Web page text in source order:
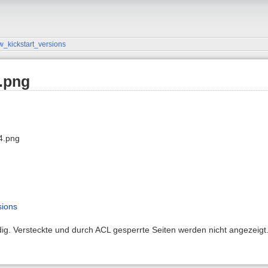
Versteckte und durch ACL gesperrte Seiten werden nicht angezeigt.